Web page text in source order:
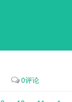
0评论